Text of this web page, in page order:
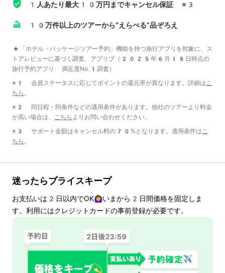
1人あたり最大10万円までキャンセル保証 ※3
10万件以上のツアーから“えらべる”品ぞろえ
*「ホテル・パッケージツアー予約」機能を持つ旅行アプリを対象に、ス
トアレビューに基づく調査。アプリブ（2025年6月18日時点の
旅行予約アプリ 満足度No.1調査）
※1 会員ステータスに応じてポイントの還元率が異なります。詳細は こ
ちら 。
※2 同日程・同条件などの適用条件があります。他社のツアーより料金
が高い場合は、
こちら よりお問い合わせください。
※3 サポート金額はキャンセル料の70%となります。適用条件は こ
ちら 。
迷ったらプライスキープ
お支払いは 2 日以内でOK🙆‍♀️いまから 2 日間価格を固定しま
す。利用にはクレジットカードの事前登録が必要です。